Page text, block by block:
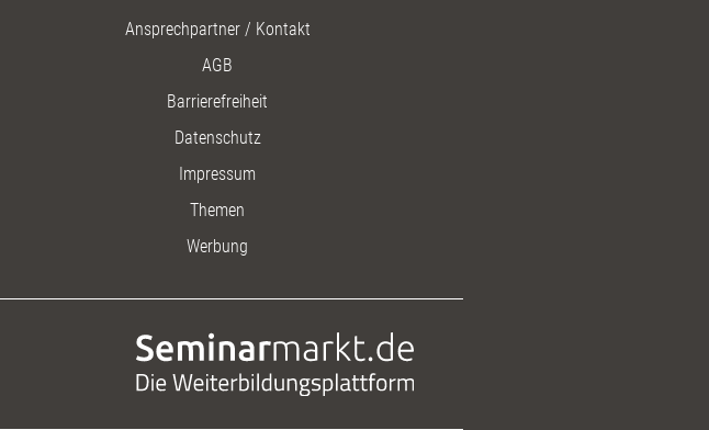
Ansprechpartner / Kontakt
AGB
Barrierefreiheit
Datenschutz
Impressum
Themen
Werbung